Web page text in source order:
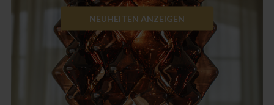
NEUHEITEN ANZEIGEN